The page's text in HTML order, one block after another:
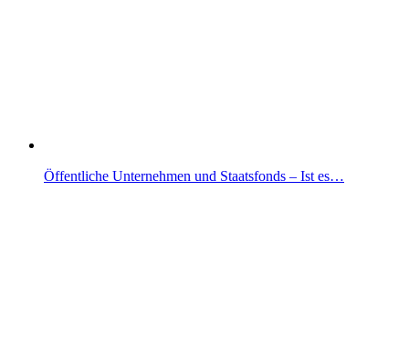
Öffentliche Unternehmen und Staatsfonds – Ist es…